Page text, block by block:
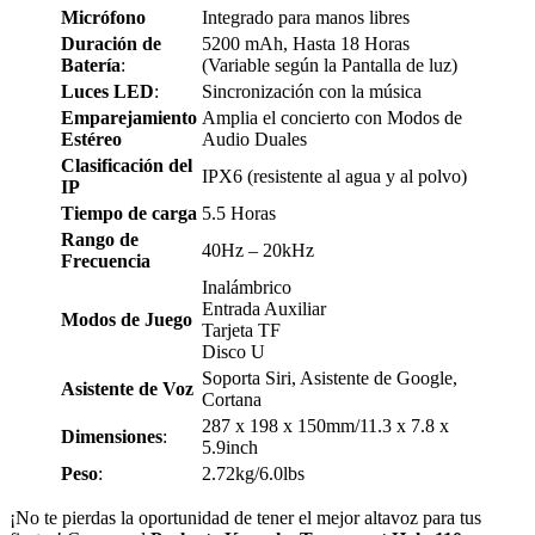
Micrófono
Integrado para manos libres
Duración de
Batería:
5200 mAh, Hasta 18 Horas
(Variable según la Pantalla de luz)
Luces LED:
Sincronización con la música
Emparejamiento
Estéreo
Amplia el concierto con Modos de
Audio Duales
Clasificación del
IP
IPX6 (resistente al agua y al polvo)
Tiempo de carga 5.5 Horas
Rango de
Frecuencia
40Hz – 20kHz
Modos de Juego
Inalámbrico
Entrada Auxiliar
Tarjeta TF
Disco U
Asistente de Voz
Soporta Siri, Asistente de Google,
Cortana
Dimensiones:
287 x 198 x 150mm/11.3 x 7.8 x
5.9inch
Peso: 2.72kg/6.0lbs
¡No te pierdas la oportunidad de tener el mejor altavoz para tus